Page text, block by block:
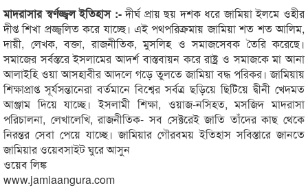
মাদরাসার স্বর্ণজ্জ্বল ইতিহাস :-দীর্ঘ প্রায় ছয় দশক ধরে জামিয়া ইলমে ওহীর
দীপ্ত শিখা প্রজ্জ্বলিত করে যাচ্ছে। এই পথপরিক্রমায় জামিয়া শত শত আলিম,
দায়ী, লেখক, বক্তা, রাজনীতিক, মুসলিহ ও সমাজসেবক তৈরি করেছে।
সমাজের সর্বস্তরে ইসলামের আদর্শ বাস্তবায়ন করে রাষ্ট্র ও সমাজকে মা আনা
আলাইহি ওয়া আসহাবীর আদলে গড়ে তুলতে জামিয়া বদ্ধ পরিকর। জামিয়ায়
শিক্ষাপ্রাপ্ত সূর্যসন্তানেরা বর্তমানে বিশ্বের সর্বত্র ছড়িয়ে ছিটিয়ে দ্বীনী খেদমত
আঞ্জাম দিয়ে যাচ্ছে। ইসলামী শিক্ষা, ওয়াজ-নসিহত, মসজিদ মাদরাসা
পরিচালনা, লেখালেখি, রাজনীতিক- সব সেক্টরেই জাতি তাঁদের কাছ থেকে
নিরন্তর সেবা পেয়ে যাচ্ছে। জামিয়ার গৌরবময় ইতিহাস সবিস্তারে জানতে
জামিয়ার ওয়েবসাইট ঘুরে আসুন
ওয়েব লিঙ্ক
www.jamiaangura.com